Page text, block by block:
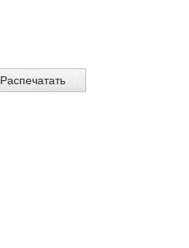
Распечатать